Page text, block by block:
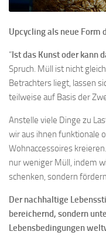
Upcycling als neue Form
“ Ist das Kunst oder kann
Spruch. Müll ist nicht
Betrachters liegt, lassen
teilweise auf Basis der
Anstelle viele Dinge zu
wir aus ihnen funktionale
Wohnaccessoires
nur weniger Müll, indem
schenken, sondern
Der nachhaltige
bereichernd, sondern
Lebensbedingungen